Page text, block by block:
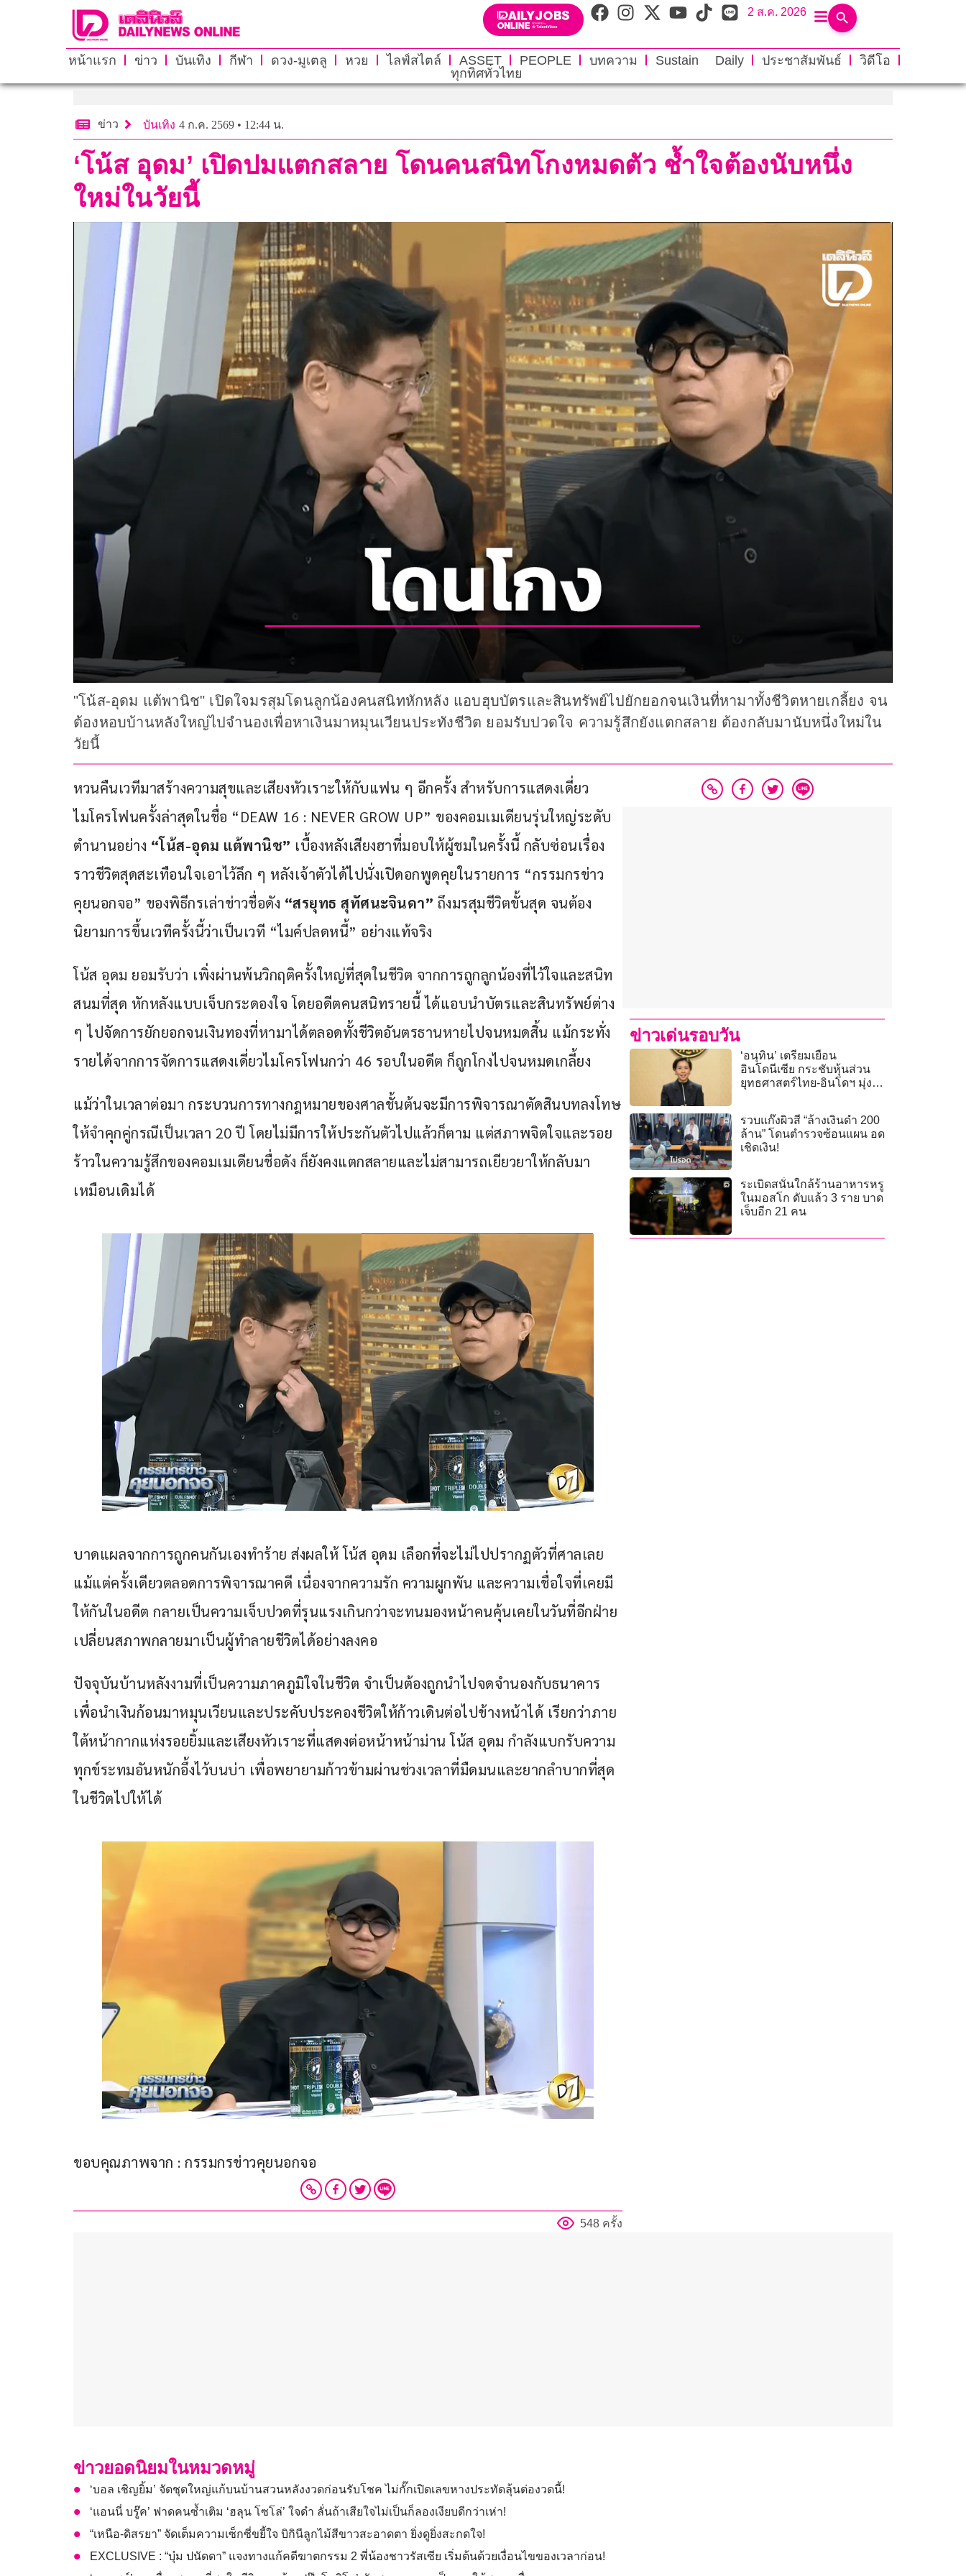
2 ส.ค. 2026
หน้าแรก ข่าว บันเทิง กีฬา ดวง-มูเตลู หวย ไลฟ์สไตล์ ASSET PEOPLE บทความ Sustain Daily ประชาสัมพันธ์
วิดีโอ
ทุกทิศทั่วไทย
ข่าว บันเทิง 4 ก.ค. 2569 • 12:44 น.
‘โน้ส อุดม’ เปิดปมแตกสลาย โดนคนสนิทโกงหมดตัว ช้ำใจต้องนับหนึ่ง
ใหม่ในวัยนี้
"โน้ส-อุดม แต้พานิช" เปิดใจมรสุมโดนลูกน้องคนสนิทหักหลัง แอบฮุบบัตรและสินทรัพย์ไปยักยอกจนเงินที่หามาทั้งชีวิตหายเกลี้ยง จน
ต้องหอบบ้านหลังใหญ่ไปจำนองเพื่อหาเงินมาหมุนเวียนประทังชีวิต ยอมรับปวดใจ ความรู้สึกยังแตกสลาย ต้องกลับมานับหนึ่งใหม่ใน
วัยนี้
หวนคืนเวทีมาสร้างความสุขและเสียงหัวเราะให้กับแฟน ๆ อีกครั้ง สำหรับการแสดงเดี่ยว
ไมโครโฟนครั้งล่าสุดในชื่อ “DEAW 16 : NEVER GROW UP” ของคอมเมเดียนรุ่นใหญ่ระดับ
ตำนานอย่าง “โน้ส-อุดม แต้พานิช” เบื้องหลังเสียงฮาที่มอบให้ผู้ชมในครั้งนี้ กลับซ่อนเรื่อง
ราวชีวิตสุดสะเทือนใจเอาไว้ลึก ๆ หลังเจ้าตัวได้ไปนั่งเปิดอกพูดคุยในรายการ “กรรมกรข่าว
คุยนอกจอ” ของพิธีกรเล่าข่าวชื่อดัง “สรยุทธ สุทัศนะจินดา” ถึงมรสุมชีวิตขั้นสุด จนต้อง
นิยามการขึ้นเวทีครั้งนี้ว่าเป็นเวที “ไมค์ปลดหนี้” อย่างแท้จริง
โน้ส อุดม ยอมรับว่า เพิ่งผ่านพ้นวิกฤติครั้งใหญ่ที่สุดในชีวิต จากการถูกลูกน้องที่ไว้ใจและสนิท
สนมที่สุด หักหลังแบบเจ็บกระดองใจ โดยอดีตคนสนิทรายนี้ ได้แอบนำบัตรและสินทรัพย์ต่าง
ๆ ไปจัดการยักยอกจนเงินทองที่หามาได้ตลอดทั้งชีวิตอันตรธานหายไปจนหมดสิ้น แม้กระทั่ง
รายได้จากการจัดการแสดงเดี่ยวไมโครโฟนกว่า 46 รอบในอดีต ก็ถูกโกงไปจนหมดเกลี้ยง
แม้ว่าในเวลาต่อมา กระบวนการทางกฎหมายของศาลชั้นต้นจะมีการพิจารณาตัดสินบทลงโทษ
ให้จำคุกคู่กรณีเป็นเวลา 20 ปี โดยไม่มีการให้ประกันตัวไปแล้วก็ตาม แต่สภาพจิตใจและรอย
ร้าวในความรู้สึกของคอมเมเดียนชื่อดัง ก็ยังคงแตกสลายและไม่สามารถเยียวยาให้กลับมา
เหมือนเดิมได้
บาดแผลจากการถูกคนกันเองทำร้าย ส่งผลให้ โน้ส อุดม เลือกที่จะไม่ไปปรากฏตัวที่ศาลเลย
แม้แต่ครั้งเดียวตลอดการพิจารณาคดี เนื่องจากความรัก ความผูกพัน และความเชื่อใจที่เคยมี
ให้กันในอดีต กลายเป็นความเจ็บปวดที่รุนแรงเกินกว่าจะทนมองหน้าคนคุ้นเคยในวันที่อีกฝ่าย
เปลี่ยนสภาพกลายมาเป็นผู้ทำลายชีวิตได้อย่างลงคอ
ปัจจุบันบ้านหลังงามที่เป็นความภาคภูมิใจในชีวิต จำเป็นต้องถูกนำไปจดจำนองกับธนาคาร
เพื่อนำเงินก้อนมาหมุนเวียนและประคับประคองชีวิตให้ก้าวเดินต่อไปข้างหน้าได้ เรียกว่าภาย
ใต้หน้ากากแห่งรอยยิ้มและเสียงหัวเราะที่แสดงต่อหน้าหน้าม่าน โน้ส อุดม กำลังแบกรับความ
ทุกข์ระทมอันหนักอึ้งไว้บนบ่า เพื่อพยายามก้าวข้ามผ่านช่วงเวลาที่มืดมนและยากลำบากที่สุด
ในชีวิตไปให้ได้
ขอบคุณภาพจาก : กรรมกรข่าวคุยนอกจอ
548 ครั้ง
ข่าวเด่นรอบวัน
‘อนุทิน’ เตรียมเยือน
อินโดนีเซีย กระชับหุ้นส่วน
ยุทธศาสตร์ไทย-อินโดฯ มุ่ง
รวบแก๊งผิวสี “ล้างเงินดำ 200
ล้าน” โดนตำรวจซ้อนแผน อด
เชิดเงิน!
ระเบิดสนั่นใกล้ร้านอาหารหรู
ในมอสโก ดับแล้ว 3 ราย บาด
เจ็บอีก 21 คน
ข่าวยอดนิยมในหมวดหมู่
‘บอล เชิญยิ้ม’ จัดชุดใหญ่แก้บนบ้านสวนหลังงวดก่อนรับโชค ไม่กั๊กเปิดเลขหางประทัดลุ้นต่องวดนี้!
‘แอนนี่ บรู๊ค’ ฟาดคนซ้ำเติม ‘ฮลุน โซโล่’ ใจดำ ลั่นถ้าเสียใจไม่เป็นก็ลองเงียบดีกว่าเห่า!
“เหนือ-ดิสรยา” จัดเต็มความเซ็กซี่ขยี้ใจ บิกินีลูกไม้สีขาวสะอาดตา ยิ่งดูยิ่งสะกดใจ!
EXCLUSIVE : “บุ๋ม ปนัดดา” แจงทางแก้คดีฆาตกรรม 2 พี่น้องชาวรัสเซีย เริ่มต้นด้วยเงื่อนไขของเวลาก่อน!